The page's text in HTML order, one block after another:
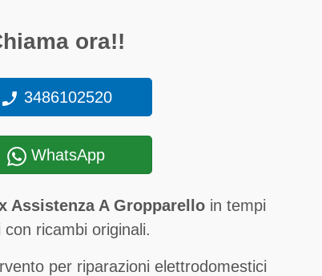
ora!!
3486102520
WhatsApp
Assistenza A Gropparelloin tempi
con ricambi originali.
per riparazioni elettrodomestici